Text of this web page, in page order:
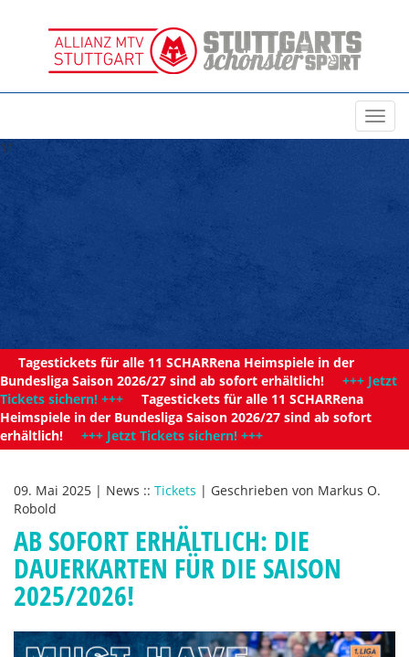
11
Tagestickets für alle 11 SCHARRena Heimspiele in der
Bundesliga Saison 2026/27 sind ab sofort erhältlich! +++ Jetzt
Tickets sichern! +++ Tagestickets für alle 11 SCHARRena
Heimspiele in der Bundesliga Saison 2026/27 sind ab sofort
erhältlich! +++ Jetzt Tickets sichern! +++
09. Mai 2025 | News :: Tickets | Geschrieben von Markus O.
Robold
AB SOFORT ERHÄLTLICH: DIE
DAUERKARTEN FÜR DIE SAISON
2025/2026!